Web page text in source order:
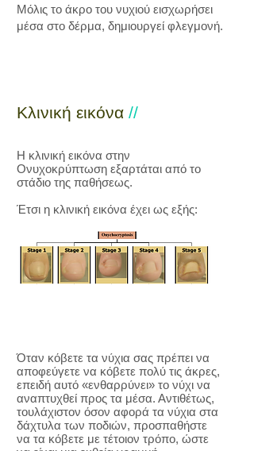
Μόλις το άκρο του νυχιού εισχωρήσει
μέσα στο δέρμα, δημιουργεί φλεγμονή.
Κλινική εικόνα //
Η κλινική εικόνα στην
Ονυχοκρύπτωση εξαρτάται από το
στάδιο της παθήσεως.
Έτσι η κλινική εικόνα έχει ως εξής:
Όταν κόβετε τα νύχια σας πρέπει να
αποφεύγετε να κόβετε πολύ τις άκρες,
επειδή αυτό «ενθαρρύνει» το νύχι να
αναπτυχθεί προς τα μέσα. Αντιθέτως,
τουλάχιστον όσον αφορά τα νύχια στα
δάχτυλα των ποδιών, προσπαθήστε
να τα κόβετε με τέτοιον τρόπο, ώστε